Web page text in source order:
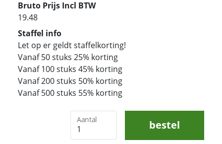
Bruto Prijs Incl BTW
19.48
Staffel info
Let op er geldt staffelkorting!
Vanaf 50 stuks 25% korting
Vanaf 100 stuks 45% korting
Vanaf 200 stuks 50% korting
Vanaf 500 stuks 55% korting
Aantal bestel